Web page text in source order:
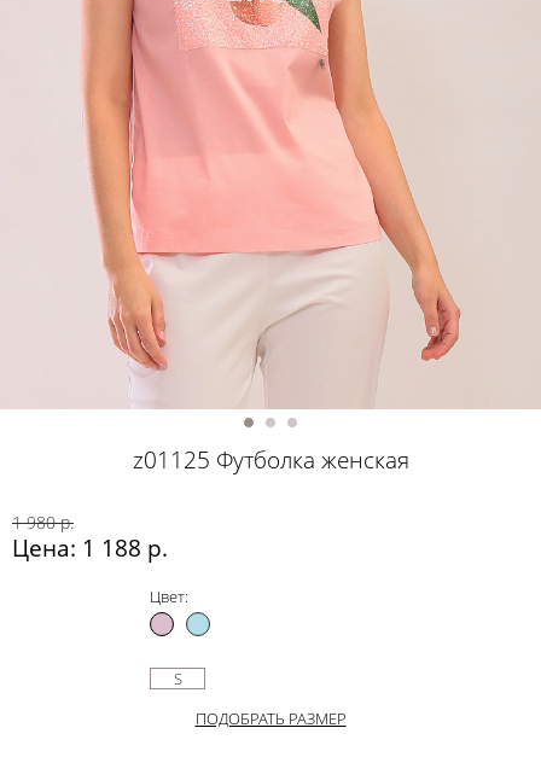
z01125 Футболка женская
1 980 р.
Цена: 1 188 р.
Цвет:
S
ПОДОБРАТЬ РАЗМЕР